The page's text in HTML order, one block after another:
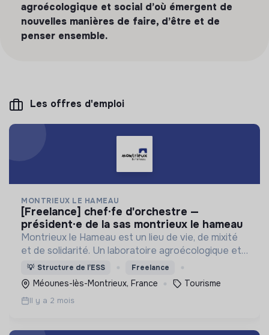
agroécologique et social d’où émergent de
nouvelles manières de faire, d’être et de
penser ensemble.
Les offres d'emploi
MONTRIEUX LE HAMEAU
[freelance] chef·fe d'orchestre —
président·e de la sas montrieux le hameau
Montrieux le Hameau est un lieu de vie, de mixité
et de solidarité. Un laboratoire agroécologique et
social d’où émergent de nouvelles manières de
faire, d’être et de penser ensemble.
💡 Structure de l’ESS Freelance
Méounes-lès-Montrieux, France Tourisme
Il y a 2 mois